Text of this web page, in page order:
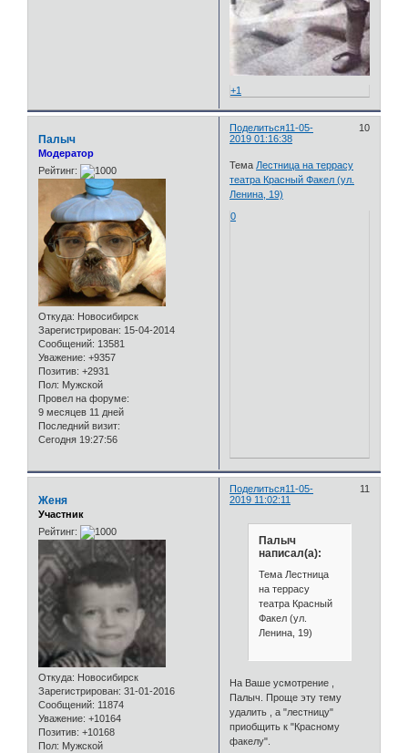
+1
Поделиться 10
11-05-
2019 01:16:38
Палыч
Модератор
Рейтинг:
Откуда: Новосибирск
Зарегистрирован: 15-04-2014
Сообщений: 13581
Уважение: +9357
Позитив: +2931
Пол: Мужской
Провел на форуме:
9 месяцев 11 дней
Последний визит:
Сегодня 19:27:56
Тема Лестница на террасу
театра Красный Факел (ул.
Ленина, 19)
0
Поделиться 11
11-05-
2019 11:02:11
Женя
Участник
Рейтинг:
Откуда: Новосибирск
Зарегистрирован: 31-01-2016
Сообщений: 11874
Уважение: +10164
Позитив: +10168
Пол: Мужской
Палыч
написал(а):
Тема Лестница
на террасу
театра Красный
Факел (ул.
Ленина, 19)
На Ваше усмотрение ,
Палыч. Проще эту тему
удалить , а "лестницу"
приобщить к "Красному
факелу".